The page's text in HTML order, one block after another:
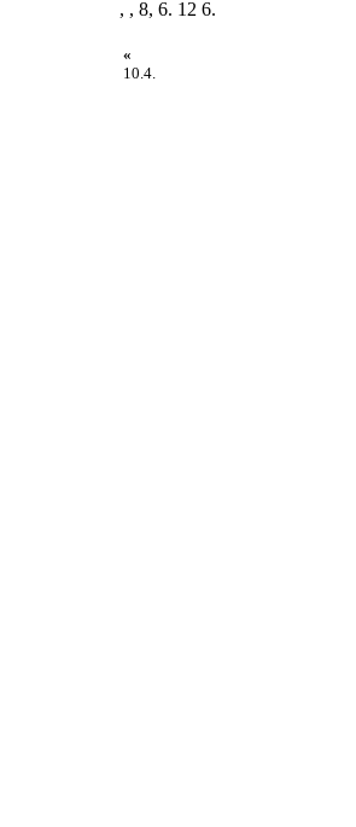
, , 8, 6. 12 6.
«
10.4.